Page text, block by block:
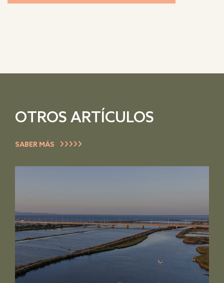
OTROS ARTÍCULOS
SABER MÁS